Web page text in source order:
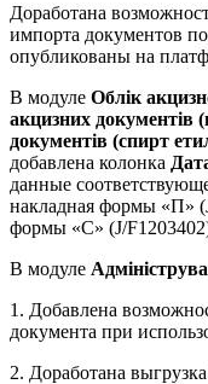
Доработана
импорта документов
опубликованы на
В модуле Облік
акцизних документів
документів (спирт
добавлена колонка
данные
накладная формы «П»
формы «С» (J/
В модуле
1. Добавлена
документа при
2. Доработана